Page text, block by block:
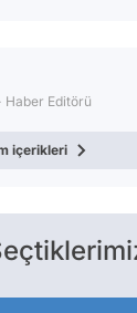
Haber Editörü
içerikleri